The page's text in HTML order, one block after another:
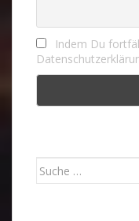
Indem Du
Suche